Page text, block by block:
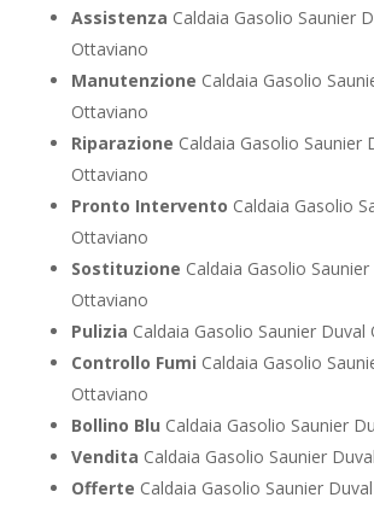
Assistenza Caldaia Gasolio Saunier
Ottaviano
Manutenzione Caldaia Gasolio
Ottaviano
Riparazione Caldaia Gasolio Saunier
Ottaviano
Pronto Intervento Caldaia Gasolio
Ottaviano
Sostituzione Caldaia Gasolio
Ottaviano
Pulizia Caldaia Gasolio Saunier Duval
Controllo Fumi Caldaia Gasolio
Ottaviano
Bollino Blu Caldaia Gasolio Saunier
Vendita Caldaia Gasolio Saunier
Offerte Caldaia Gasolio Saunier